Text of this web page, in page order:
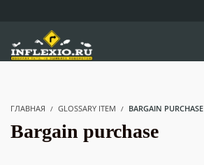
ГЛАВНАЯ GLOSSARY ITEM BARGAIN PURCHASE
Bargain purchase